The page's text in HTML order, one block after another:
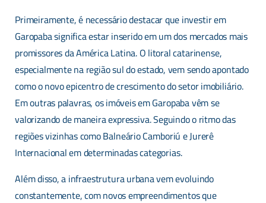
Primeiramente, é necessário destacar que investir em
Garopaba significa estar inserido em um dos mercados mais
promissores da América Latina. O litoral catarinense,
especialmente na região sul do estado, vem sendo apontado
como o novo epicentro de crescimento do setor imobiliário.
Em outras palavras, os imóveis em Garopaba vêm se
valorizando de maneira expressiva. Seguindo o ritmo das
regiões vizinhas como Balneário Camboriú e Jurerê
Internacional em determinadas categorias.
Além disso, a infraestrutura urbana vem evoluindo
constantemente, com novos empreendimentos que